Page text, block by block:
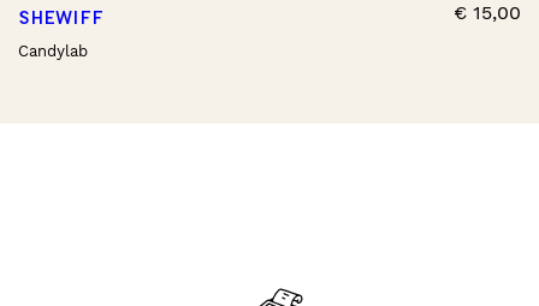
SHEWIFF
Candylab
€ 15,00